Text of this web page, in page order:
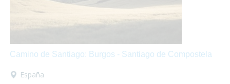
Camino de Santiago: Burgos - Santiago de Compostela
España